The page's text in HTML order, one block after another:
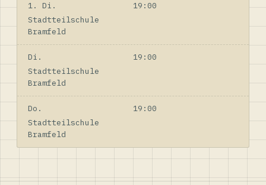
1. Di.
19:00
Stadtteilschule
Bramfeld
Di.
19:00
Stadtteilschule
Bramfeld
Do.
19:00
Stadtteilschule
Bramfeld